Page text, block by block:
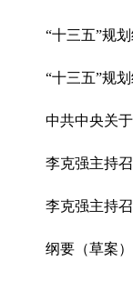
“十三五”规
“十三五”规
中共中央关
李克强主持
李克强主持
纲要（草案